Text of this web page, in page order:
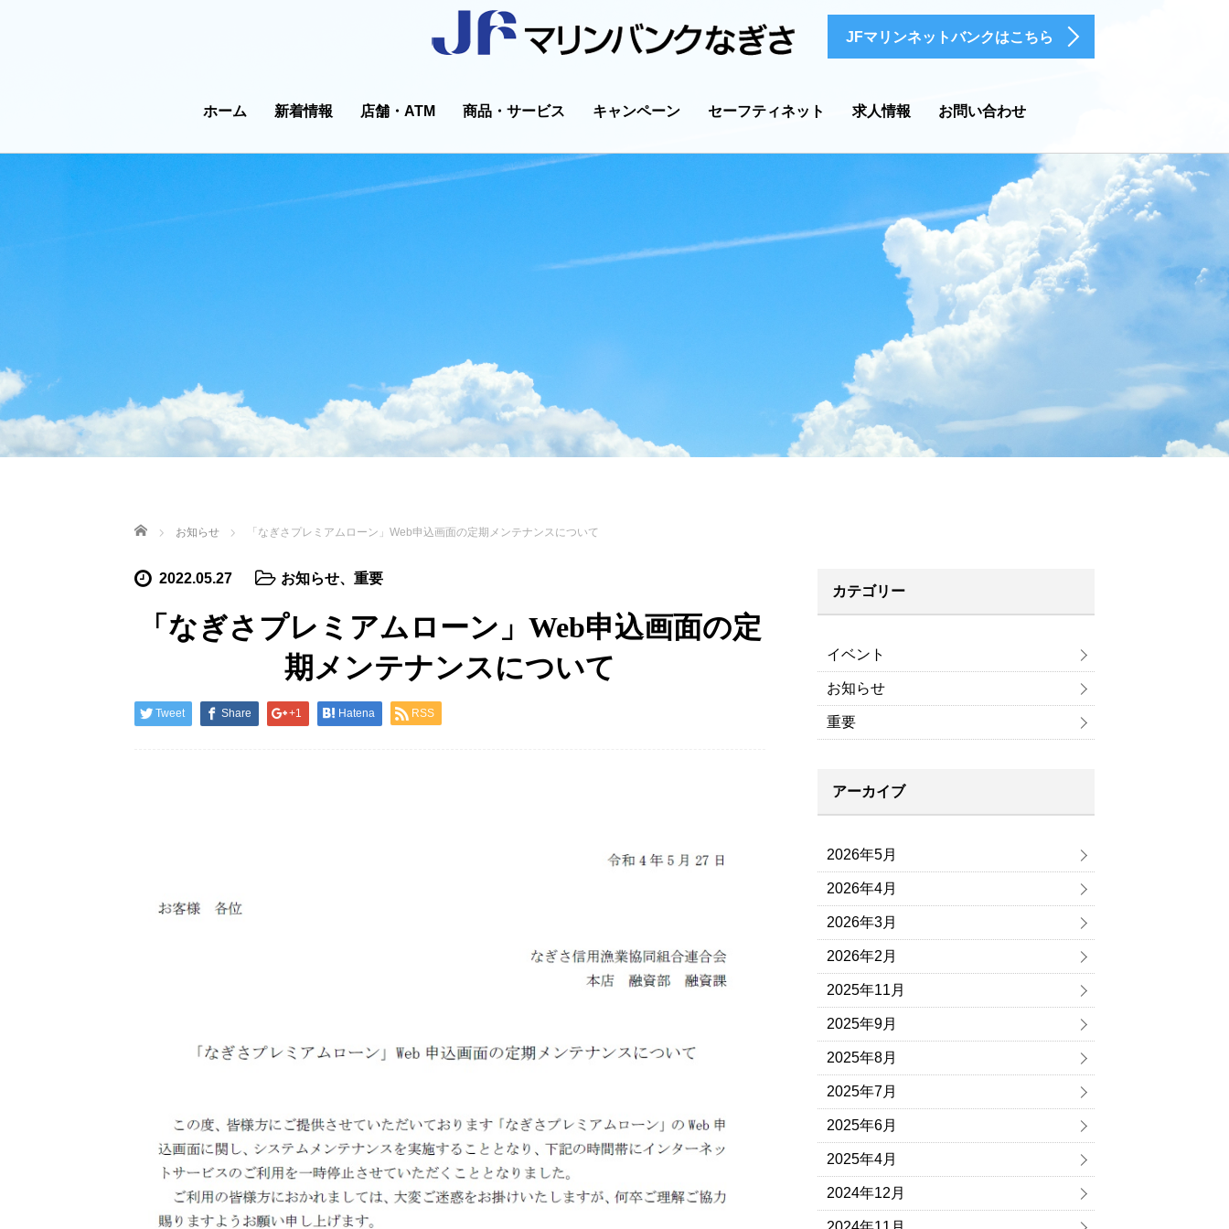
ホーム 新着情報 店舗・ATM 商品・サービス キャンペーン セーフティネット 求人情報 お問い合わせ
JFマリンネットバンクはこちら
HOME お知らせ 「なぎさプレミアムローン」Web申込画面の定期メンテナンスについて
2022.05.27 お知らせ、 重要
「なぎさプレミアムローン」Web申込画面の定
期メンテナンスについて
Tweet Share +1 Hatena RSS
カテゴリー
イベント
お知らせ
重要
アーカイブ
2026年5月
2026年4月
2026年3月
2026年2月
2025年11月
2025年9月
2025年8月
2025年7月
2025年6月
2025年4月
2024年12月